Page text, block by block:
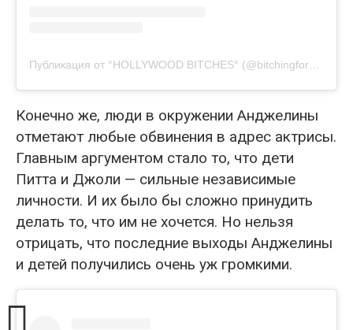
Публикация от °HOLLYWOOD BITCHES° (@bitchingforbradpitt)
Конечно же, люди в окружении Анджелины
отметают любые обвинения в адрес актрисы.
Главным аргументом стало то, что дети
Питта и Джоли — сильные независимые
личности. И их было бы сложно принудить
делать то, что им не хочется. Но нельзя
отрицать, что последние выходы Анджелины
и детей получились очень уж громкими.